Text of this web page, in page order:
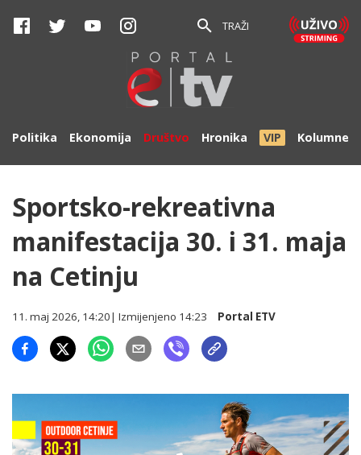
TRAŽI
Politika Ekonomija Društvo Hronika VIP Kolumne
Sportsko-rekreativna
manifestacija 30. i 31. maja
na Cetinju
11. maj 2026, 14:20| Izmijenjeno 14:23 Portal ETV